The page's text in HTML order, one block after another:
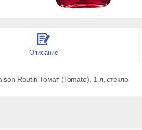
Описание
Routin Томат (Tomato), 1 л, стекло